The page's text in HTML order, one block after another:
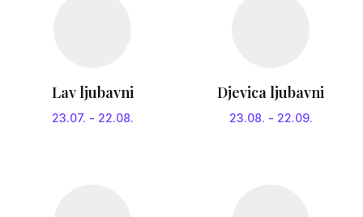
Lav ljubavni
23.07. - 22.08.
Djevica ljubavni
23.08. - 22.09.